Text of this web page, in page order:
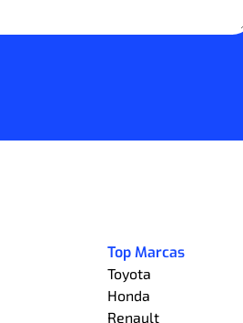
Top Marcas
Toyota
Honda
Renault